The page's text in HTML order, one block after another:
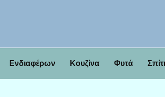
Ενδιαφέρων Κουζίνα Φυτά